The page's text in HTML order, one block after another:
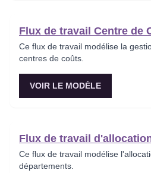
Flux de travail Centre de
Ce flux de travail modélise la
centres de coûts.
VOIR LE MODÈLE
Flux de travail
Ce flux de travail modélise
départements.